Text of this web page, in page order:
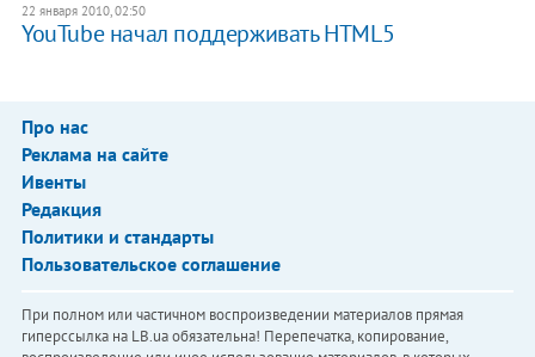
22 января 2010, 02:50
YouTube начал поддерживать HTML5
Про нас
Реклама на сайте
Ивенты
Редакция
Политики и стандарты
Пользовательское соглашение
При полном или частичном воспроизведении материалов прямая
гиперссылка на LB.ua обязательна! Перепечатка, копирование,